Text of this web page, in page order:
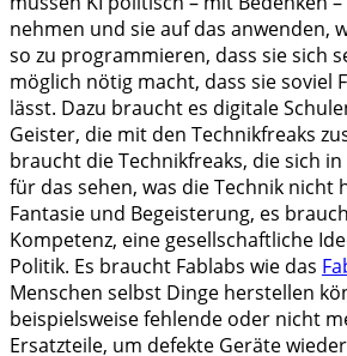
nehmen und sie auf das anwenden,
so zu programmieren, dass sie sich
möglich nötig macht, dass sie soviel
lässt. Dazu braucht es digitale
Geister, die mit den Technikfreaks
braucht die Technikfreaks, die sich
für das sehen, was die Technik nicht
Fantasie und Begeisterung, es
Kompetenz, eine gesellschaftliche
Politik. Es braucht Fablabs wie das
Menschen selbst Dinge herstellen
beispielsweise fehlende oder nicht
Ersatzteile, um defekte Geräte